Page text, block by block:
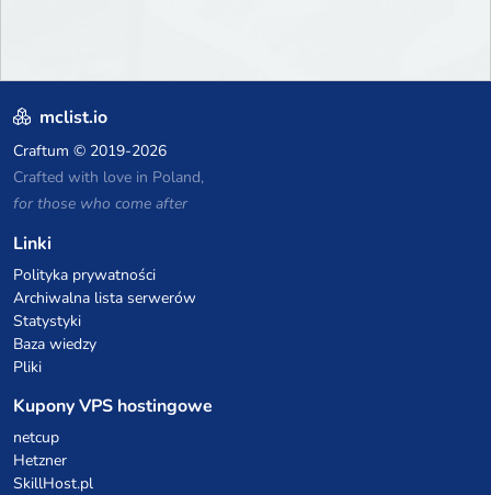
mclist.io
Craftum © 2019-2026
Crafted with love in Poland,
for those who come after
Linki
Polityka prywatności
Archiwalna lista serwerów
Statystyki
Baza wiedzy
Pliki
Kupony VPS hostingowe
netcup
Hetzner
SkillHost.pl